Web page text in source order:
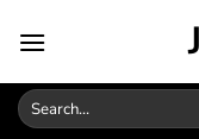
Search
for: